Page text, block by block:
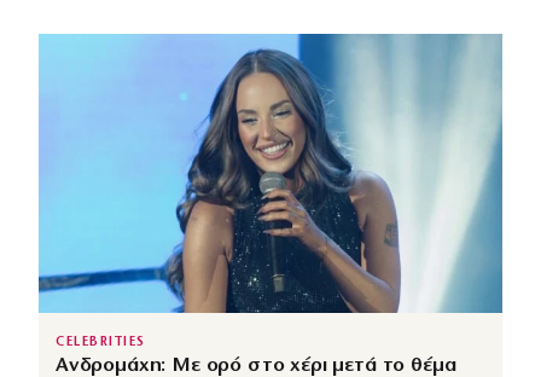
CELEBRITIES
Ανδρομάχη: Με ορό στο χέρι μετά το θέμα